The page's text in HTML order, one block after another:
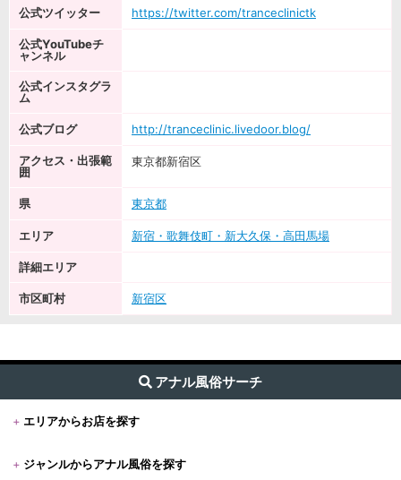
公式ツイッター https://twitter.com/tranceclinictk
公式YouTubeチ
ャンネル
公式インスタグラ
ム
公式ブログ http://tranceclinic.livedoor.blog/
アクセス・出張範
囲
東京都新宿区
県 東京都
エリア 新宿・歌舞伎町・新大久保・高田馬場
詳細エリア
市区町村 新宿区
アナル風俗サーチ
+ エリアからお店を探す
+東京
+ ジャンルからアナル風俗を探す